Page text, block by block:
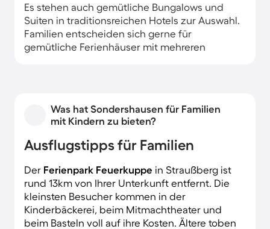
Es stehen auch gemütliche Bungalows und
Suiten in traditionsreichen Hotels zur Auswahl.
Familien entscheiden sich gerne für
gemütliche Ferienhäuser mit mehreren
Was hat Sondershausen für Familien
mit Kindern zu bieten?
Ausflugstipps für Familien
Der Ferienpark Feuerkuppe in Straußberg ist
rund 13km von Ihrer Unterkunft entfernt. Die
kleinsten Besucher kommen in der
Kinderbäckerei, beim Mitmachtheater und
beim Basteln voll auf ihre Kosten. Ältere toben